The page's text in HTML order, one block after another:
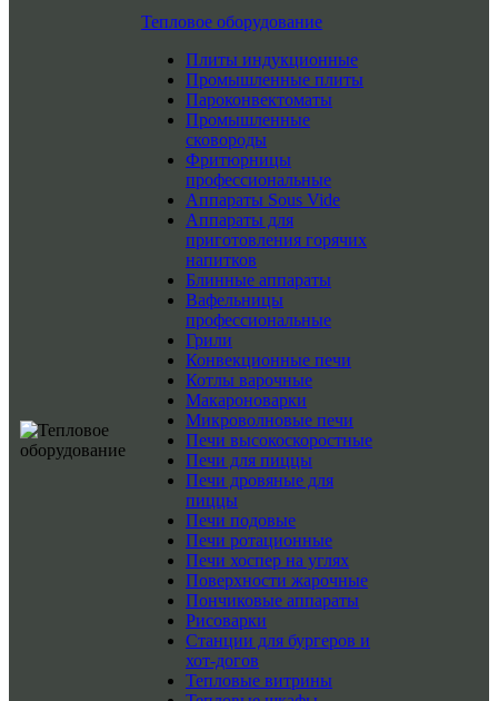
Тепловое оборудование
Плиты индукционные
Промышленные плиты
Пароконвектоматы
Промышленные
сковороды
Фритюрницы
профессиональные
Аппараты Sous Vide
Аппараты для
приготовления горячих
напитков
Блинные аппараты
Вафельницы
профессиональные
Грили
Конвекционные печи
Котлы варочные
Макароноварки
Микроволновые печи
Печи высокоскоростные
Печи для пиццы
Печи дровяные для
пиццы
Печи подовые
Печи ротационные
Печи хоспер на углях
Поверхности жарочные
Пончиковые аппараты
Рисоварки
Станции для бургеров и
хот-догов
Тепловые витрины